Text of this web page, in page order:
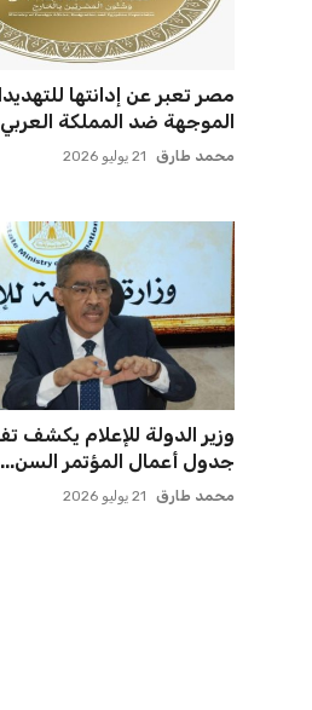
مصر تعبر عن إدانتها
الموجهة ضد المملكة
محمد طارق 21 يوليو 2026
وزير الدولة للإعلام يكشف
جدول أعمال المؤتمر السن...
محمد طارق 21 يوليو 2026